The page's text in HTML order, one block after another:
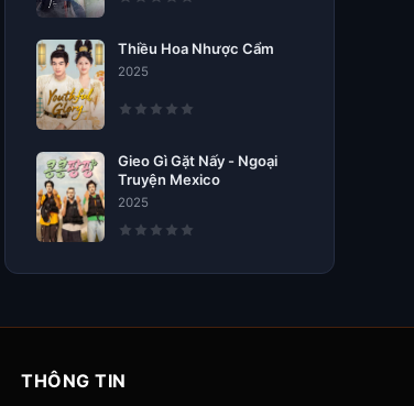
Thiều Hoa Nhược Cẩm
2025
Gieo Gì Gặt Nấy - Ngoại
Truyện Mexico
2025
THÔNG TIN